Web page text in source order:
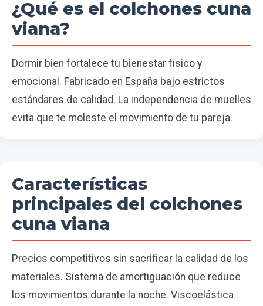
¿Qué es el colchones cuna
viana?
Dormir bien fortalece tu bienestar físico y
emocional. Fabricado en España bajo estrictos
estándares de calidad. La independencia de muelles
evita que te moleste el movimiento de tu pareja.
Características
principales del colchones
cuna viana
Precios competitivos sin sacrificar la calidad de los
materiales. Sistema de amortiguación que reduce
los movimientos durante la noche. Viscoelástica